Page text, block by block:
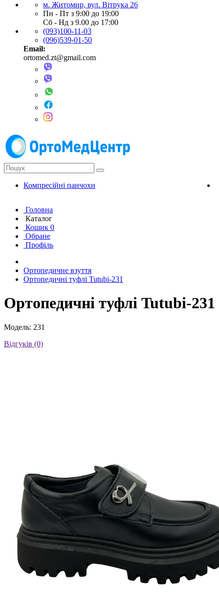
м. Житомир, вул. Вітрука 26
Пн - Пт з 9:00 до 19:00
Сб - Нд з 9.00 до 17:00
(093)100-11-03
(096)539-01-50
Email:
ortomed.zt@gmail.com
Компресійні панчохи
Головна
Каталог
Кошик 0
Обране
Профіль
Ортопедичне взуття
Ортопедичні туфлі Tutubi-231
Ортопедичні туфлі Tutubi-231
Модель: 231
Відгуків (0)